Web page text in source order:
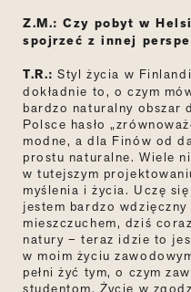
Z.M.: Czy pobyt w
spojrzeć z innej
T.R.: Styl życia w
dokładnie to, o czym
bardzo naturalny obszar
Polsce hasło„
modne, a dla Finów od
prostu naturalne. Wiele
w tutejszym
myślenia i życia. Uczę
jestem bardzo wdzięczny
mieszczuchem, dziś
natury –teraz idzie to
w moim życiu
pełni żyć tym, o czym
studentom. Życie w